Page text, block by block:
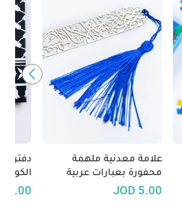
علامة معدنية ملهمة
محفورة بعبارات عربية
5.00
JOD
دفتر
5.00